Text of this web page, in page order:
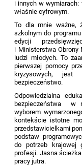
i innych w wymiarach:
właśnie cyfrowym.
To dla mnie ważne,
szkolnym do
edycji
i Ministerstwa Obrony
ludzi młodych. To
pierwszej pomocy
kryzysowych, jest
bezpieczeństwo.
Odpowiedzialna
bezpieczeństwa w
wyborem
kontekście istotne
przedstawicielkami
podstaw
do potrzeb krajowej
profesji. Jasna
pracy jutra.